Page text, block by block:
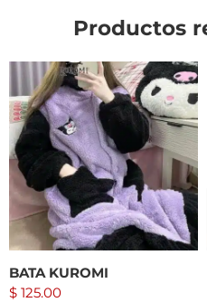
Productos
BATA KUROMI
$ 125.00